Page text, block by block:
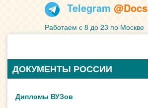
Telegram
Работаем с 8 до 23 по Москве
ДОКУМЕНТЫ РОССИИ
Дипломы ВУЗов